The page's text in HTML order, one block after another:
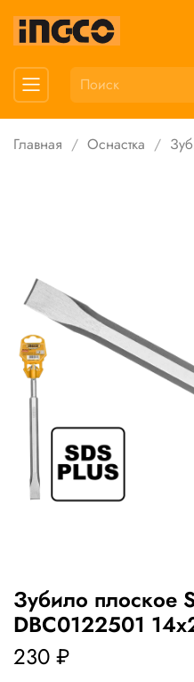
Главная Оснастка
Зубило плоское
DBC0122501
230 ₽